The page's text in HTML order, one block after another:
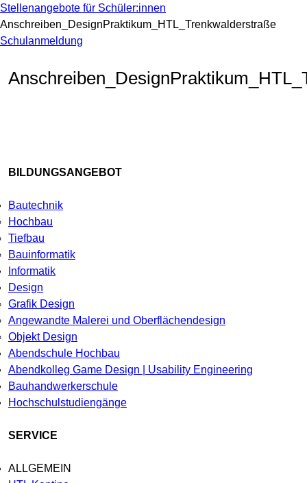
Stellenangebote für Schüler:innen
Anschreiben_DesignPraktikum_HTL_Trenkwalderstraße
Schulanmeldung
BILDUNGSANGEBOT
Bautechnik
Hochbau
Tiefbau
Bauinformatik
Informatik
Design
Grafik Design
Angewandte Malerei und Oberflächendesign
Objekt Design
Abendschule Hochbau
Abendkolleg Game Design | Usability Engineering
Bauhandwerkerschule
Hochschulstudiengänge
SERVICE
ALLGEMEIN